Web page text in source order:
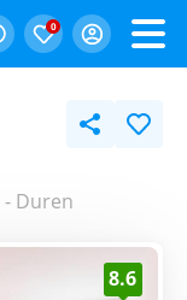
0
- Duren
8.6